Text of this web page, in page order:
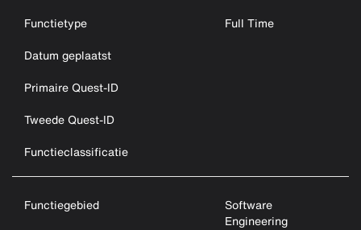
Functietype
Full Time
Datum geplaatst
Primaire Quest-ID
Tweede Quest-ID
Functieclassificatie
Functiegebied
Software
Engineering